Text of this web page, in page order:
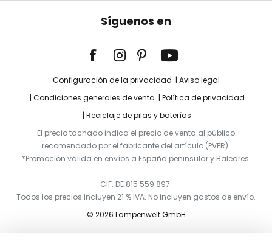
Síguenos en
Configuración de la privacidad
Aviso legal
Condiciones generales de venta
Política de privacidad
Reciclaje de pilas y baterías
El precio tachado indica el precio de venta al público
recomendado por el fabricante del artículo (PVPR).
*Promoción válida en envíos a España peninsular y Baleares.
CIF: DE 815 559 897.
Todos los precios incluyen 21 % IVA. No incluyen gastos de envío.
© 2026 Lampenwelt GmbH